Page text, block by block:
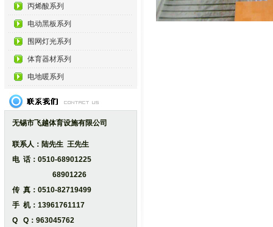
丙烯酸系列
电动黑板系列
围网灯光系列
体育器材系列
电地暖系列
无锡市飞越体育设施有限公司
联系人：陆先生 王先生
电 话：0510-68901225
68901226
传 真：0510-82719499
手 机：13961761117
Q Q：963045762